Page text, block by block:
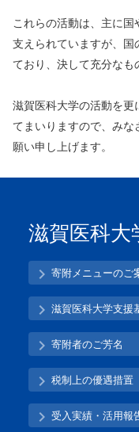
これらの活動は、主に
支えられていますが、
ており、決して充分なも
滋賀医科大学の活動を更
てまいりますので、み
願い申し上げます。
滋賀医科大
寄附メニューのご
滋賀医科大学支援
寄附者のご芳名
税制上の優遇措置
受入実績・活用報